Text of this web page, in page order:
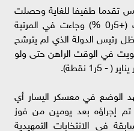
تقدما طفيفا للغاية وحصلت
على 5ر16% من نوايا التصويت (+5ر0 %) وجاءت في المرتبة
رئيس الدولة الذي لم يترشح
في الوقت الراهن حتى ولو
نقطة).
في معسكر اليسار أي
تم إجراؤه بعد يومين من فوز
في الانتخابات التمهيدية